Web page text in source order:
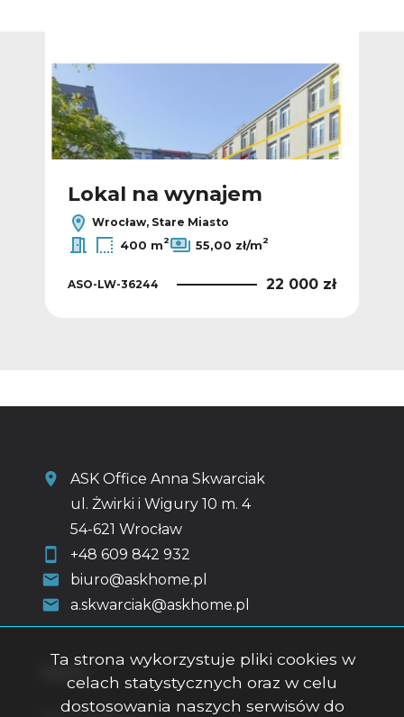
Lokal na wynajem
Wrocław, Stare Miasto
400 m2 55,00 zł/m2
ASO-LW-36244 22 000 zł
ASK Office Anna Skwarciak
ul. Żwirki i Wigury 10 m. 4
54-621 Wrocław
+48 609 842 932
biuro@askhome.pl
a.skwarciak@askhome.pl
Ta strona wykorzystuje pliki cookies w
celach statystycznych oraz w celu
dostosowania naszych serwisów do